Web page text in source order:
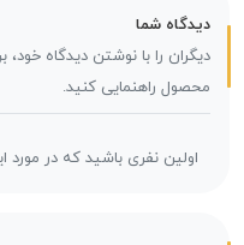
دیدگاه شما
دیگران را با نوشتن دیدگاه خود،
محصول راهنمایی کنید.
اولین نفری باشید که در